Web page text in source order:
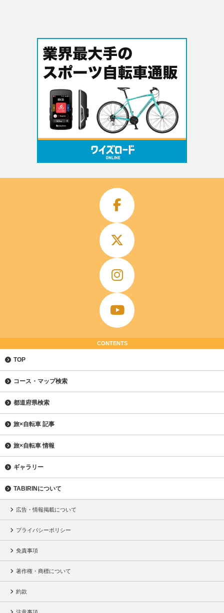
CONTENTS
TOP
コース・マップ検索
都道府県検索
旅×自転車 記事
旅×自転車 情報
ギャラリー
TABIRINについて
広告・情報掲載について
プライバシーポリシー
免責事項
著作権・商標について
約款